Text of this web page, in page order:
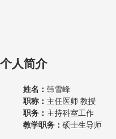
个人简介
姓名： 韩雪峰
职称 ： 主任医师 教授
职务 ： 主持科室工作
教学职务 ： 硕士生导师